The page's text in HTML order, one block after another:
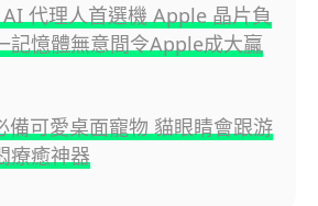
代理人首選機 Apple 晶片負
記憶體無意間令Apple成大贏
備可愛桌面寵物 貓眼睛會跟游
療癒神器